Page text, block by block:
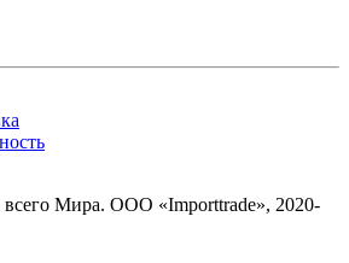
Мира. ООО «Importtrade», 2020-